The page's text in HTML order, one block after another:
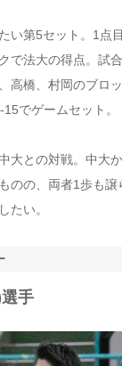
い第5セット。1点
で法大の得点。試
高橋、村岡のブロ
でゲームセット。
大との対戦。中大
のの、両者1歩も譲
たい。
手